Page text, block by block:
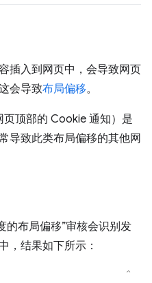
插入到网页中，会导致网页
会导致布局偏移。
页顶部的 Cookie 通知）是
导致此类布局偏移的其他网
的布局偏移”审核会识别发
，结果如下所示：